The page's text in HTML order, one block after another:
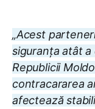
„Acest
siguranța atât a
Republicii
contracararea
afectează